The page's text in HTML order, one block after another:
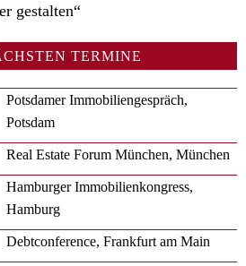
gestalten“
TERMINE
Potsdamer Immobiliengespräch,
Potsdam
Real Estate Forum München, München
Hamburger Immobilienkongress,
Hamburg
Debtconference, Frankfurt am Main